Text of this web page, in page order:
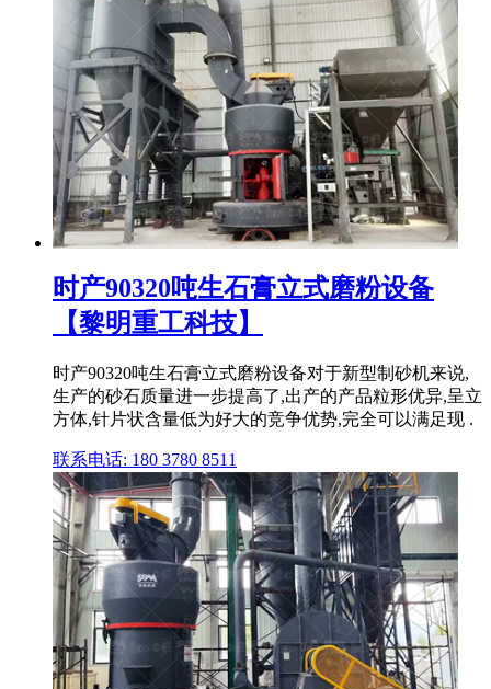
时产90320吨生石膏立式磨粉设备
【黎明重工科技】
时产90320吨生石膏立式磨粉设备对于新型制砂机来说,
生产的砂石质量进一步提高了,出产的产品粒形优异,呈立
方体,针片状含量低为好大的竞争优势,完全可以满足现 .
联系电话: 180 3780 8511